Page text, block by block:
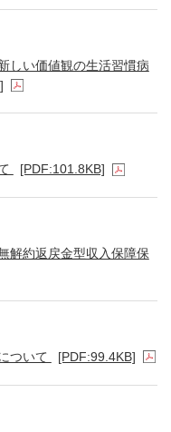
しい価値観の生活習慣病
[PDF:101.8KB]
解約返戻金型収入保障保
ついて [PDF:99.4KB]